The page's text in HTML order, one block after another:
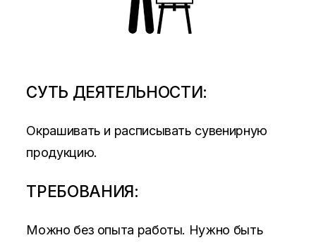
СУТЬ ДЕЯТЕЛЬНОСТИ:
Окрашивать и расписывать сувенирную
продукцию.
ТРЕБОВАНИЯ:
Можно без опыта работы. Нужно быть